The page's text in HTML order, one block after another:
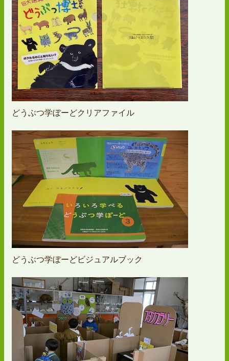
どうぶつ学ぼーどクリアファイル
どうぶつ学ぼーどビジュアルブック